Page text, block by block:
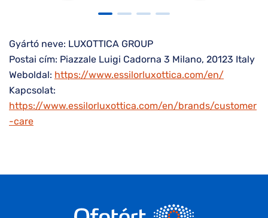
Gyártó neve: LUXOTTICA GROUP
Postai cím: Piazzale Luigi Cadorna 3 Milano, 20123 Italy
Weboldal: https://www.essilorluxottica.com/en/
Kapcsolat:
https://www.essilorluxottica.com/en/brands/customer
-care